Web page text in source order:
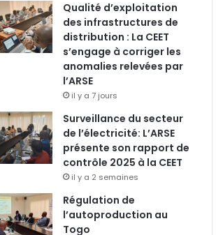
Qualité d’exploitation
des infrastructures de
distribution : La CEET
s’engage à corriger les
anomalies relevées par
l’ARSE
il y a 7 jours
Surveillance du secteur
de l’électricité: L’ARSE
présente son rapport de
contrôle 2025 à la CEET
il y a 2 semaines
Régulation de
l’autoproduction au
Togo